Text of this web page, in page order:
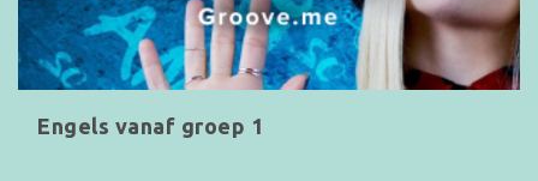
Engels vanaf groep 1